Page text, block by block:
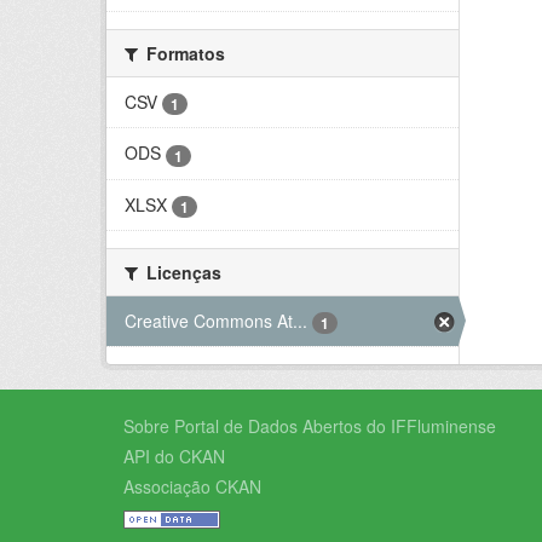
Formatos
CSV
1
ODS 1
XLSX 1
Licenças
Creative Commons At...
1
Sobre Portal de Dados Abertos do IFFluminense
API do CKAN
Associação CKAN